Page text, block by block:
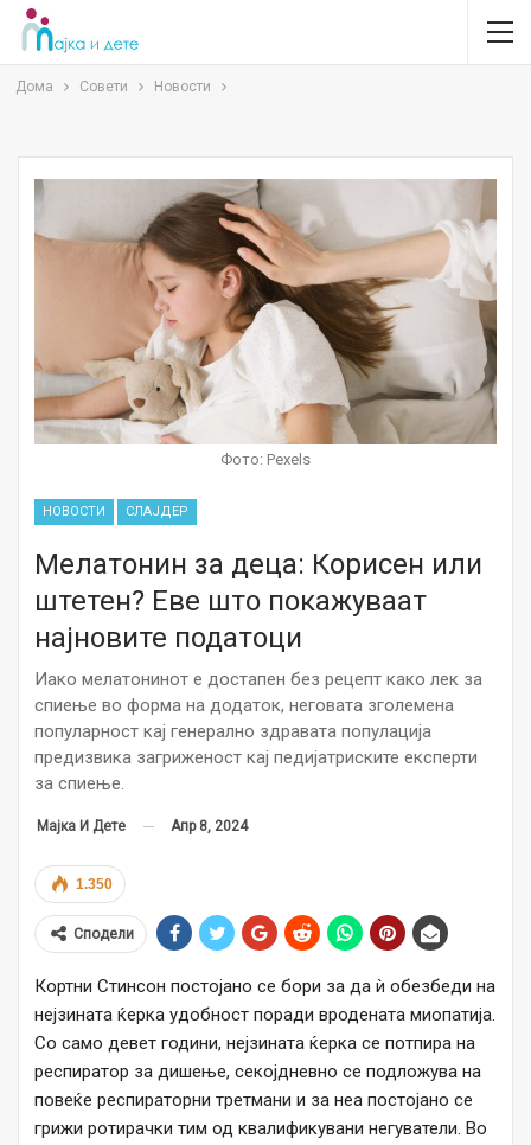
Дома Совети Новости
Фото: Pexels
НОВОСТИ СЛАЈДЕР
Мелатонин за деца: Корисен или
штетен? Еве што покажуваат
најновите податоци
Иако мелатонинот е достапен без рецепт како лек за
спиење во форма на додаток, неговата зголемена
популарност кај генерално здравата популација
предизвика загриженост кај педијатриските експерти
за спиење.
Мајка И Дете Апр 8, 2024
1.350
Сподели
Кортни Стинсон постојано се бори за да ѝ обезбеди на
нејзината ќерка удобност поради вродената миопатија.
Со само девет години, нејзината ќерка се потпира на
респиратор за дишење, секојдневно се подложува на
повеќе респираторни третмани и за неа постојано се
грижи ротирачки тим од квалификувани негуватели. Во